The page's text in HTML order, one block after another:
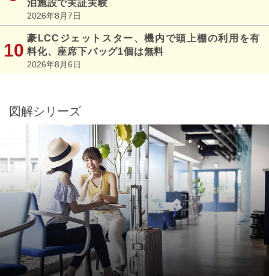
泊施設で実証実験
2026年8月7日
豪LCCジェットスター、機内で頭上棚の利用を有
料化、座席下バッグ1個は無料
2026年8月6日
図解シリーズ